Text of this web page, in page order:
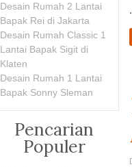
Desain Rumah 2 Lantai
Bapak Rei di Jakarta
Desain Rumah Classic 1
Lantai Bapak Sigit di
Klaten
Desain Rumah 1 Lantai
Bapak Sonny Sleman
Pencarian
Populer